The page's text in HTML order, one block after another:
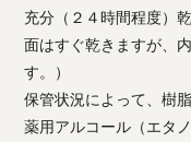
充分（２４時間程度）
面はすぐ乾きますが、
す。）
保管状況によって、樹
薬用アルコール（エタ